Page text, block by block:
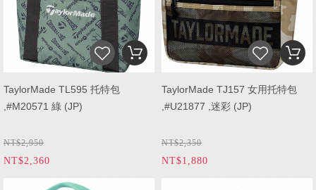
TaylorMade TL595 托特包
,#M20571 綠 (JP)
NT$2,950
NT$2,360
TaylorMade TJ157 女用托特包
,#U21877 ,迷彩 (JP)
NT$2,350
NT$1,880